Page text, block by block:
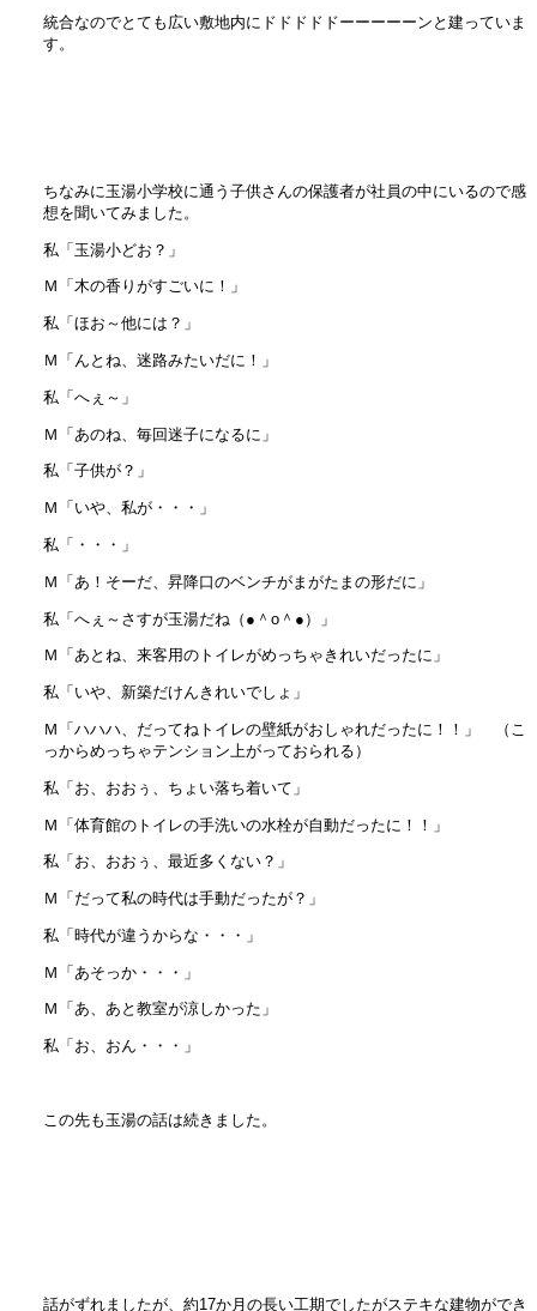
統合なのでとても広い敷地内にドドドドドーーーーーンと建っていま
す。
ちなみに玉湯小学校に通う子供さんの保護者が社員の中にいるので感
想を聞いてみました。
私「玉湯小どお？」
Ｍ「木の香りがすごいに！」
私「ほお～他には？」
Ｍ「んとね、迷路みたいだに！」
私「へぇ～」
Ｍ「あのね、毎回迷子になるに」
私「子供が？」
Ｍ「いや、私が・・・」
私「・・・」
Ｍ「あ！そーだ、昇降口のベンチがまがたまの形だに」
私「へぇ～さすが玉湯だね（●＾o＾●）」
Ｍ「あとね、来客用のトイレがめっちゃきれいだったに」
私「いや、新築だけんきれいでしょ」
Ｍ「ハハハ、だってねトイレの壁紙がおしゃれだったに！！」 （こ
っからめっちゃテンション上がっておられる）
私「お、おおぅ、ちょい落ち着いて」
Ｍ「体育館のトイレの手洗いの水栓が自動だったに！！」
私「お、おおぅ、最近多くない？」
Ｍ「だって私の時代は手動だったが？」
私「時代が違うからな・・・」
Ｍ「あそっか・・・」
Ｍ「あ、あと教室が涼しかった」
私「お、おん・・・」
この先も玉湯の話は続きました。
話がずれましたが、約17か月の長い工期でしたがステキな建物ができ